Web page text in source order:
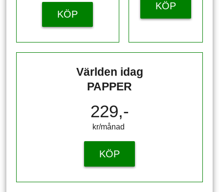
KÖP
KÖP
Världen idag
PAPPER
229,-
kr/månad ​​​​​​
KÖP